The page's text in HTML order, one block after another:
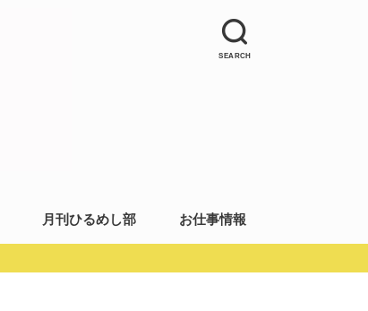
SEARCH
月刊ひるめし部 お仕事情報